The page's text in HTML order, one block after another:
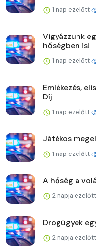
1 nap ezelőtt
Vigyázzunk
hőségben is!
1 nap ezelőtt
Emlékezés,
Díj
1 nap ezelőtt
Játékos
1 nap ezelőtt
A hőség a
2 napja ezelőtt
Drogügyek
2 napja ezelőtt